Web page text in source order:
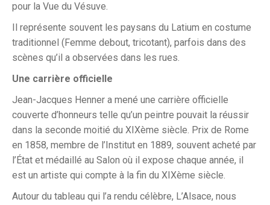
pour la Vue du Vésuve.
Il représente souvent les paysans du Latium en costume
traditionnel (Femme debout, tricotant), parfois dans des
scènes qu’il a observées dans les rues.
Une carrière officielle
Jean-Jacques Henner a mené une carrière officielle
couverte d’honneurs telle qu’un peintre pouvait la réussir
dans la seconde moitié du XIXème siècle. Prix de Rome
en 1858, membre de l’Institut en 1889, souvent acheté par
l’État et médaillé au Salon où il expose chaque année, il
est un artiste qui compte à la fin du XIXème siècle.
Autour du tableau qui l’a rendu célèbre, L’Alsace, nous